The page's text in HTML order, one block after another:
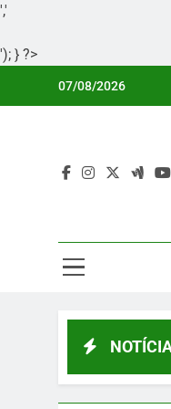
','
'); } ?>
07/08/2026